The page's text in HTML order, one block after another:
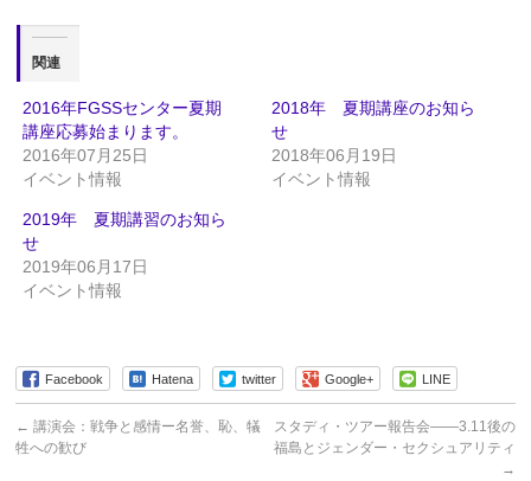
関連
2016年FGSSセンター夏期
講座応募始まります。
2016年07月25日
イベント情報
2018年 夏期講座のお知ら
せ
2018年06月19日
イベント情報
2019年 夏期講習のお知ら
せ
2019年06月17日
イベント情報
Facebook Hatena twitter Google+ LINE
← 講演会：戦争と感情ー名誉、恥、犠
牲への歓び
スタディ・ツアー報告会――3.11後の
福島とジェンダー・セクシュアリティ
→